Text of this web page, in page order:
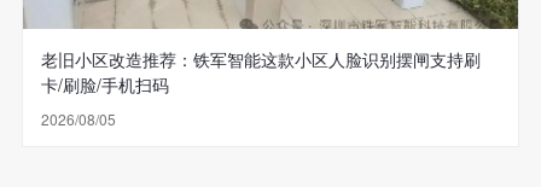
老旧小区改造推荐：铁军智能这款小区人脸识别摆闸支持刷
卡/刷脸/手机扫码
2026/08/05